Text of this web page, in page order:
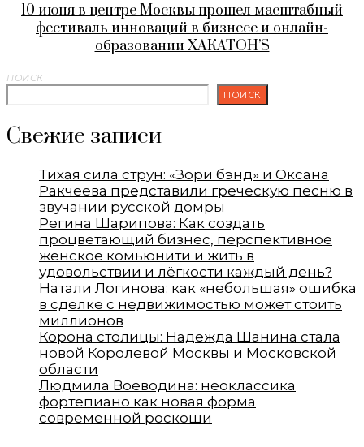
10 июня в центре Москвы прошел масштабный
фестиваль инноваций в бизнесе и онлайн-
образовании ХАКАТОН’S
ПОИСК
ПОИСК
Свежие записи
Тихая сила струн: «Зори бэнд» и Оксана
Ракчеева представили греческую песню в
звучании русской домры
Регина Шарипова: Как создать
процветающий бизнес, перспективное
женское комьюнити и жить в
удовольствии и лёгкости каждый день?
Натали Логинова: как «небольшая» ошибка
в сделке с недвижимостью может стоить
миллионов
Корона столицы: Надежда Шанина стала
новой Королевой Москвы и Московской
области
Людмила Воеводина: неоклассика
фортепиано как новая форма
современной роскоши